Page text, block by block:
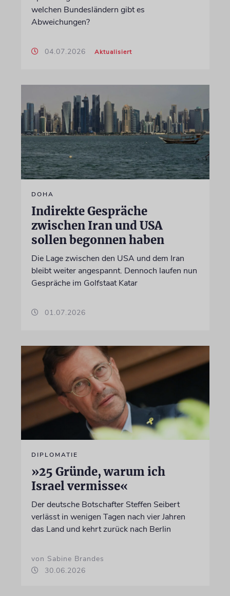
welchen Bundesländern gibt es
Abweichungen?
04.07.2026 Aktualisiert
DOHA
Indirekte Gespräche
zwischen Iran und USA
sollen begonnen haben
Die Lage zwischen den USA und dem Iran
bleibt weiter angespannt. Dennoch laufen nun
Gespräche im Golfstaat Katar
01.07.2026
DIPLOMATIE
»25 Gründe, warum ich
Israel vermisse«
Der deutsche Botschafter Steffen Seibert
verlässt in wenigen Tagen nach vier Jahren
das Land und kehrt zurück nach Berlin
von Sabine Brandes
30.06.2026